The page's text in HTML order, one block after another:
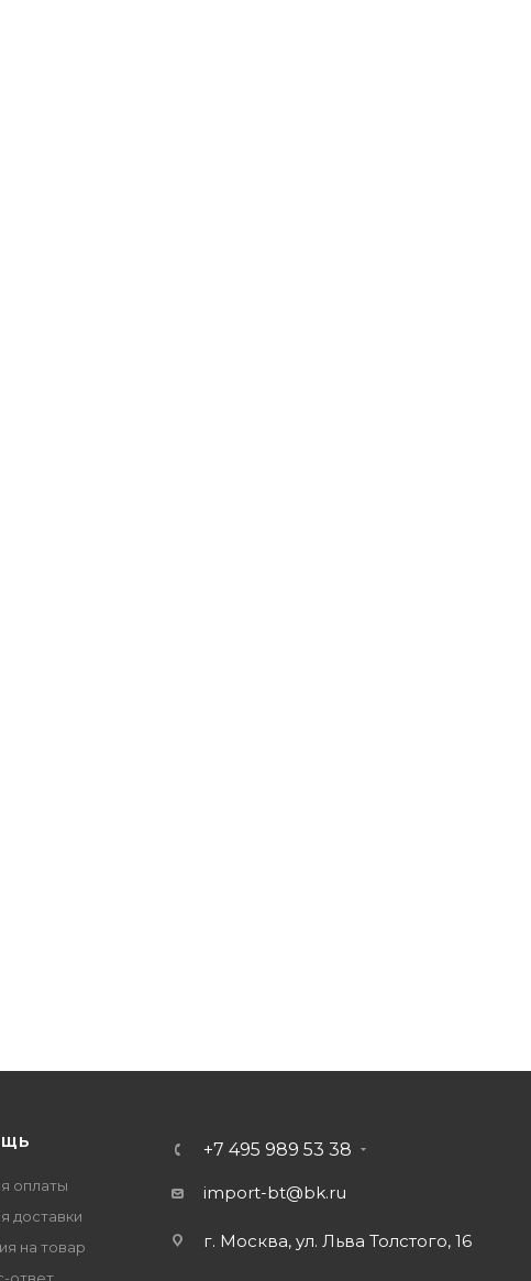
оплаты
доставки
на товар
+7 495 989 53 38
import-bt@bk.ru
г. Москва, ул. Льва Толстого, 16